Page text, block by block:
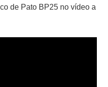
de Pato BP25 no vídeo a